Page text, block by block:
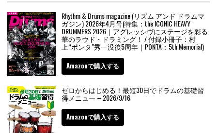
Rhythm & Drums magazine (リズム アンド ドラムマ
ガジン) 2026年4月号(特集：the ICONIC HEAVY
DRUMMERS 2026｜アグレッシヴにステージを彩る
華のラウド・ドラミング！ / 付録小冊子：村
上“ポンタ”秀一没後5周年｜PONTA：5th Memorial)
Amazonで購入する
ゼロからはじめる！最短30日でドラムの基礎習
得メニュー – 2026/9/16
Amazonで購入する